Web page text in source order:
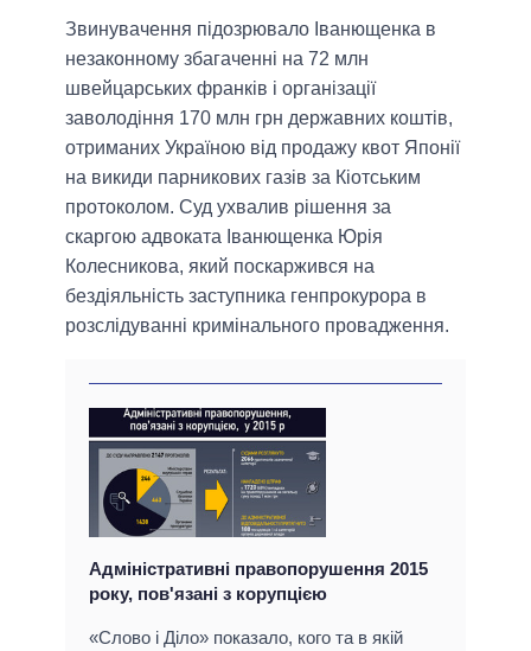
Звинувачення підозрювало Іванющенка в
незаконному збагаченні на 72 млн
швейцарських франків і організації
заволодіння 170 млн грн державних коштів,
отриманих Україною від продажу квот Японії
на викиди парникових газів за Кіотським
протоколом. Суд ухвалив рішення за
скаргою адвоката Іванющенка Юрія
Колесникова, який поскаржився на
бездіяльність заступника генпрокурора в
розслідуванні кримінального провадження.
Адміністративні правопорушення 2015
року, пов'язані з корупцією
«Слово і Діло» показало, кого та в якій